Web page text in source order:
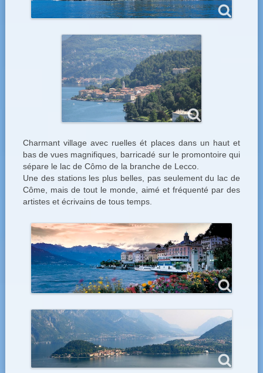
Charmant village avec ruelles ét places dans un haut et
bas de vues magnifiques, barricadé sur le promontoire qui
sépare le lac de Cômo de la branche de Lecco.
Une des stations les plus belles, pas seulement du lac de
Côme, mais de tout le monde, aimé et fréquenté par des
artistes et écrivains de tous temps.